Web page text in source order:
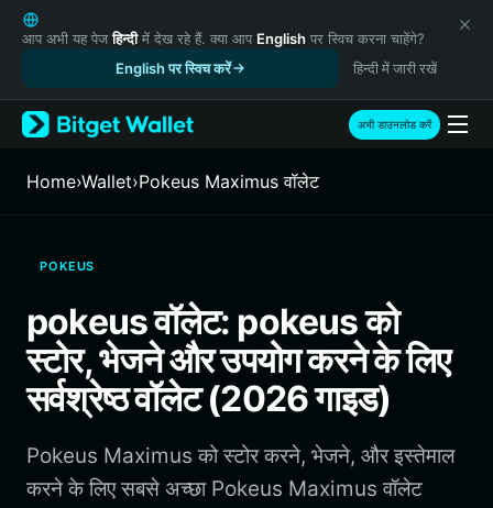
English
日本語
Русский
Español (Latinoamérica)
Türkçe
Italiano
繁體中文
Português (Portugal)
Bahasa Indonesia
ภาษาไทย
Português (Brasil)
Español (Argentina)
आप अभी यह पेजहिन्दीमें देख रहे हैं. क्या आप English पर स्विच करना चाहेंगे?
English पर स्विच करें
हिन्दी में जारी रखें
अभी डाउनलोड करें
Home›Wallet›Pokeus Maximus वॉलेट
POKEUS
pokeus वॉलेट: pokeus को
स्टोर, भेजने और उपयोग करने के लिए
सर्वश्रेष्ठ वॉलेट (2026 गाइड)
Pokeus Maximus को स्टोर करने, भेजने, और इस्तेमाल
करने के लिए सबसे अच्छा Pokeus Maximus वॉलेट